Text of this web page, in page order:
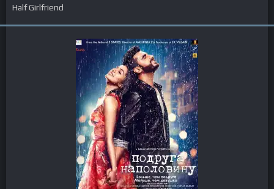
Half Girlfriend